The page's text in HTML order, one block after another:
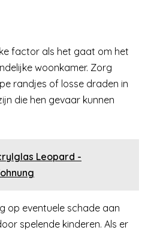
factor als het gaat om het
woonkamer. Zorg
randjes of losse draden in
die hen gevaar kunnen
Leopard -
op eventuele schade aan
spelende kinderen. Als er